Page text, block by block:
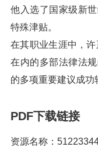
他入选了国家级新
特殊津贴。
在其职业生涯中，许
在内的多部法律法
的多项重要建议成功
PDF下载链接
资源名称：